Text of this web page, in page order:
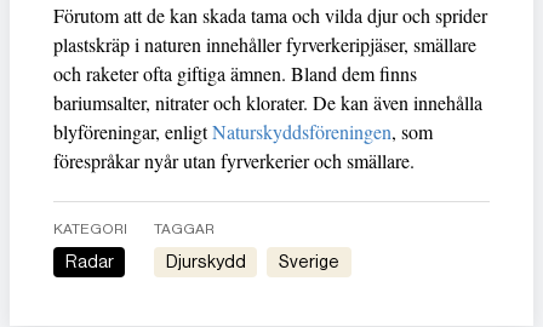
Förutom att de kan skada tama och vilda djur och sprider
plastskräp i naturen innehåller fyrverkeripjäser, smällare
och raketer ofta giftiga ämnen. Bland dem finns
bariumsalter, nitrater och klorater. De kan även innehålla
blyföreningar, enligtNaturskyddsföreningen, som
förespråkar nyår utan fyrverkerier och smällare.
KATEGORI
Radar
TAGGAR
Djurskydd Sverige